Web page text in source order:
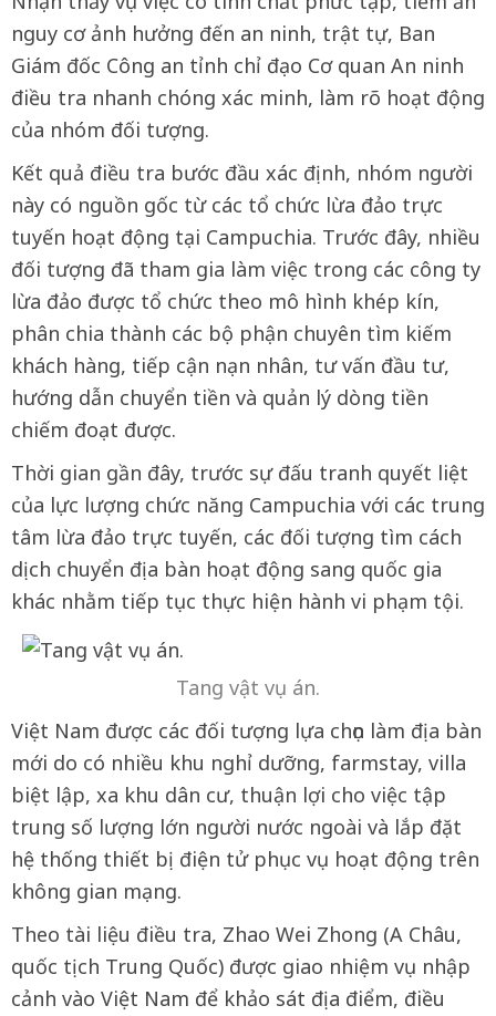
nguy cơ ảnh hưởng đến an ninh, trật tự, Ban
Giám đốc Công an tỉnh chỉ đạo Cơ quan An ninh
điều tra nhanh chóng xác minh, làm rõ hoạt động
của nhóm đối tượng.
Kết quả điều tra bước đầu xác định, nhóm người
này có nguồn gốc từ các tổ chức lừa đảo trực
tuyến hoạt động tại Campuchia. Trước đây, nhiều
đối tượng đã tham gia làm việc trong các công ty
lừa đảo được tổ chức theo mô hình khép kín,
phân chia thành các bộ phận chuyên tìm kiếm
khách hàng, tiếp cận nạn nhân, tư vấn đầu tư,
hướng dẫn chuyển tiền và quản lý dòng tiền
chiếm đoạt được.
Thời gian gần đây, trước sự đấu tranh quyết liệt
của lực lượng chức năng Campuchia với các trung
tâm lừa đảo trực tuyến, các đối tượng tìm cách
dịch chuyển địa bàn hoạt động sang quốc gia
khác nhằm tiếp tục thực hiện hành vi phạm tội.
Tang vật vụ án.
Việt Nam được các đối tượng lựa chọn làm địa bàn
mới do có nhiều khu nghỉ dưỡng, farmstay, villa
biệt lập, xa khu dân cư, thuận lợi cho việc tập
trung số lượng lớn người nước ngoài và lắp đặt
hệ thống thiết bị điện tử phục vụ hoạt động trên
không gian mạng.
Theo tài liệu điều tra, Zhao Wei Zhong (A Châu,
quốc tịch Trung Quốc) được giao nhiệm vụ nhập
cảnh vào Việt Nam để khảo sát địa điểm, điều